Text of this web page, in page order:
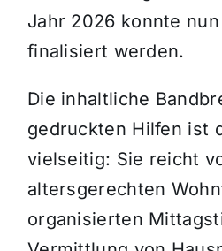
Jahr 2026 konnte
finalisiert werden.
Die inhaltliche
gedruckten Hilfen ist
vielseitig: Sie reicht
altersgerechten
organisierten